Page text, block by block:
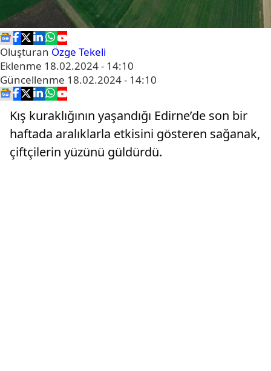
Oluşturan Özge Tekeli
Eklenme 18.02.2024 - 14:10
Güncellenme 18.02.2024 - 14:10
Kış kuraklığının yaşandığı Edirne’de son bir
haftada aralıklarla etkisini gösteren sağanak,
çiftçilerin yüzünü güldürdü.